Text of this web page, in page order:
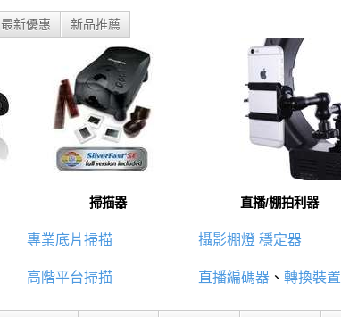
最新優惠 新品推薦
掃描器
專業底片掃描
高階平台掃描
直播/棚拍利器
攝影棚燈 穩定器
直播編碼器 、 轉換裝置